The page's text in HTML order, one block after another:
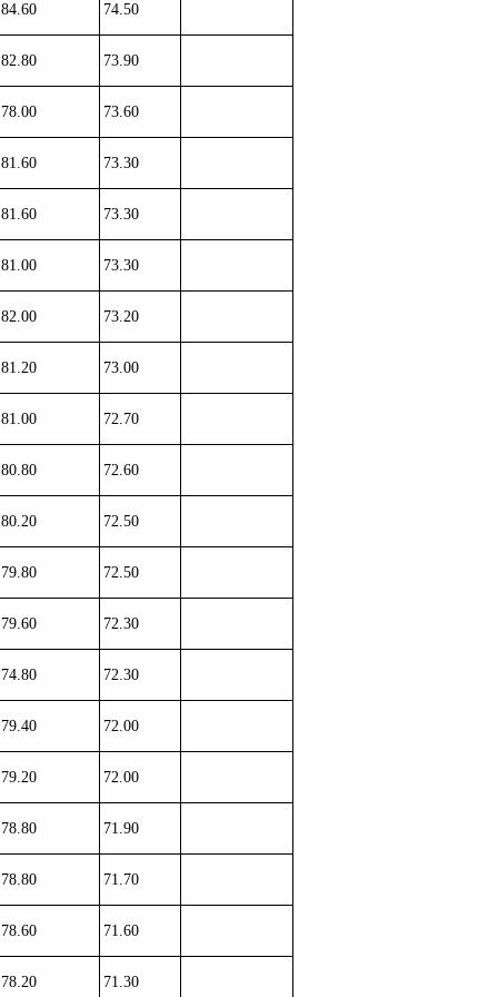
84.60 74.50
82.80 73.90
78.00 73.60
81.60 73.30
81.60 73.30
81.00 73.30
82.00 73.20
81.20 73.00
81.00 72.70
80.80 72.60
80.20 72.50
79.80 72.50
79.60 72.30
74.80 72.30
79.40 72.00
79.20 72.00
78.80 71.90
78.80 71.70
78.60 71.60
78.20 71.30